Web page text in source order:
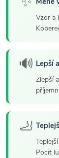
Vzor a
🔊 Lepší
Zlepší
🦶
Pocit